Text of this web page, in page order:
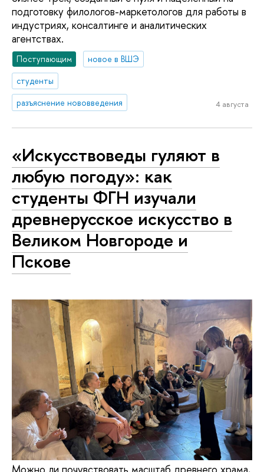
подготовку филологов-маркетологов для работы в
индустриях, консалтинге и аналитических
агентствах.
Поступающим
новое в ВШЭ
студенты
разъяснение нововведения
4 августа
«Искусствоведы гуляют в
любую погоду»: как
студенты ФГН изучали
древнерусское искусство в
Великом Новгороде и
Пскове